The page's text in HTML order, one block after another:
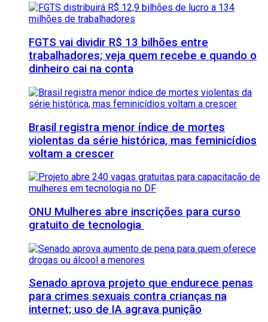
FGTS vai dividir R$ 13 bilhões entre
trabalhadores; veja quem recebe e quando o
dinheiro cai na conta
Brasil registra menor índice de mortes
violentas da série histórica, mas feminicídios
voltam a crescer
ONU Mulheres abre inscrições para curso
gratuito de tecnologia
Senado aprova projeto que endurece penas
para crimes sexuais contra crianças na
internet; uso de IA agrava punição